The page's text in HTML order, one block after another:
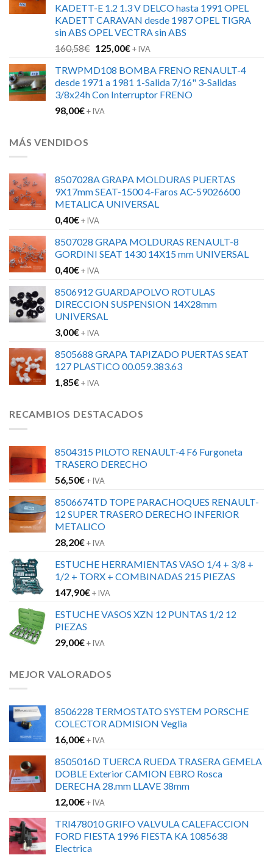
162,25€.130,00€.
KADETT-E 1.2 1.3 V DELCO hasta 1991 OPEL
KADETT CARAVAN desde 1987 OPEL TIGRA
sin ABS OPEL VECTRA sin ABS
160,58€ El
original
era:
160,58€.
125,00€El
actual
es:
125,00€.
+ IVA
TRWPMD108 BOMBA FRENO RENAULT-4
desde 1971 a 1981 1-Salida 7/16" 3-Salidas
3/8x24h Con Interruptor FRENO
98,00€+ IVA
MÁS VENDIDOS
8507028A GRAPA MOLDURAS PUERTAS
9X17mm SEAT-1500 4-Faros AC-59026600
METALICA UNIVERSAL
0,40€+ IVA
8507028 GRAPA MOLDURAS RENAULT-8
GORDINI SEAT 1430 14X15 mm UNIVERSAL
0,40€+ IVA
8506912 GUARDAPOLVO ROTULAS
DIRECCION SUSPENSION 14X28mm
UNIVERSAL
3,00€+ IVA
8505688 GRAPA TAPIZADO PUERTAS SEAT
127 PLASTICO 00.059.383.63
1,85€+ IVA
RECAMBIOS DESTACADOS
8504315 PILOTO RENAULT-4 F6 Furgoneta
TRASERO DERECHO
56,50€+ IVA
8506674TD TOPE PARACHOQUES RENAULT-
12 SUPER TRASERO DERECHO INFERIOR
METALICO
28,20€+ IVA
ESTUCHE HERRAMIENTAS VASO 1/4 + 3/8 +
1/2 + TORX + COMBINADAS 215 PIEZAS
147,90€+ IVA
ESTUCHE VASOS XZN 12 PUNTAS 1/2 12
PIEZAS
29,00€+ IVA
MEJOR VALORADOS
8506228 TERMOSTATO SYSTEM PORSCHE
COLECTOR ADMISION Veglia
16,00€+ IVA
8505016D TUERCA RUEDA TRASERA GEMELA
DOBLE Exterior CAMION EBRO Rosca
DERECHA 28.mm LLAVE 38mm
12,00€+ IVA
TRI478010 GRIFO VALVULA CALEFACCION
FORD FIESTA 1996 FIESTA KA 1085638
Electrica